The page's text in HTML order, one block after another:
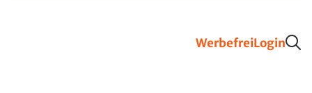
WerbefreiLogin